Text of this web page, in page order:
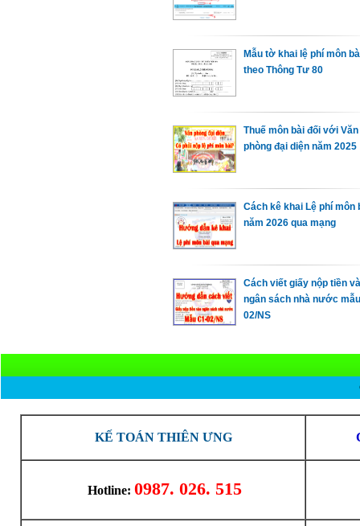
Mẫu tờ khai lệ phí môn
theo Thông Tư 80
Thuế môn bài đối với Văn
phòng đại diện năm 2025
Cách kê khai Lệ phí môn
năm 2026 qua mạng
Cách viết giấy nộp tiền
ngân sách nhà nước
02/NS
KẾ TOÁN THIÊN ƯNG
Hotline: 0987. 026. 515